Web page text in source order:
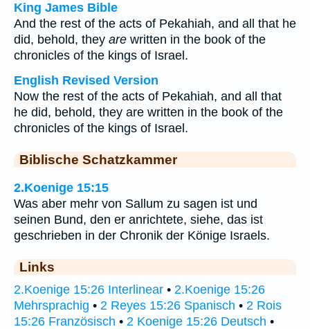
King James Bible
And the rest of the acts of Pekahiah, and all that he
did, behold, they are written in the book of the
chronicles of the kings of Israel.
English Revised Version
Now the rest of the acts of Pekahiah, and all that
he did, behold, they are written in the book of the
chronicles of the kings of Israel.
Biblische Schatzkammer
2.Koenige 15:15
Was aber mehr von Sallum zu sagen ist und
seinen Bund, den er anrichtete, siehe, das ist
geschrieben in der Chronik der Könige Israels.
Links
2.Koenige 15:26 Interlinear • 2.Koenige 15:26
Mehrsprachig • 2 Reyes 15:26 Spanisch • 2 Rois
15:26 Französisch • 2 Koenige 15:26 Deutsch •